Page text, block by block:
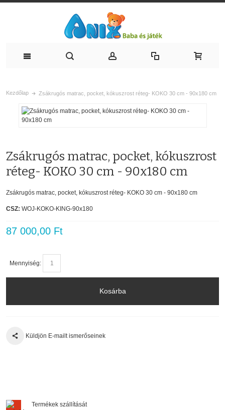
Kezdőlap Zsákrugós matrac, pocket, kókuszrost réteg- KOKO 30 cm - 90x180 cm
Zsákrugós matrac, pocket, kókuszrost
réteg- KOKO 30 cm - 90x180 cm
Zsákrugós matrac, pocket, kókuszrost réteg- KOKO 30 cm - 90x180 cm
CSZ: WOJ-KOKO-KING-90x180
87 000,00 Ft
Mennyiség:
Kosárba
Küldjön E-mailt ismerőseinek
Termékek szállítását